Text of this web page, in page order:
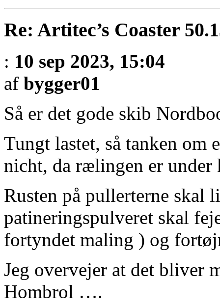
Re: Artitec’s Coaster
: 10 sep 2023, 15:04
af bygger01
Så er det gode skib
Tungt lastet, så tanken om
nicht, da rælingen er under
Rusten på pullerterne skal
patineringspulveret skal
fortyndet maling ) og
Jeg overvejer at det bliver
Hombrol ….